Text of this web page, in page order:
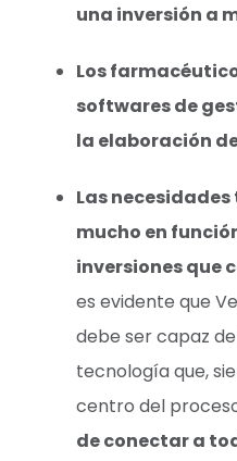
una inversión a
Los
softwares de
la elaboración
Las
mucho en
inversiones que
es evidente que
debe ser capaz
tecnología que,
centro del
de conectar a